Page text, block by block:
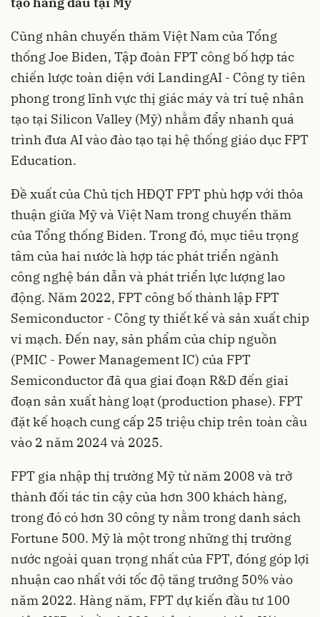
Cũng nhân chuyến thăm Việt Nam của Tổng
thống Joe Biden, Tập đoàn FPT công bố hợp tác
chiến lược toàn diện với LandingAI - Công ty tiên
phong trong lĩnh vực thị giác máy và trí tuệ nhân
tạo tại Silicon Valley (Mỹ) nhằm đẩy nhanh quá
trình đưa AI vào đào tạo tại hệ thống giáo dục FPT
Education.
Đề xuất của Chủ tịch HĐQT FPT phù hợp với thỏa
thuận giữa Mỹ và Việt Nam trong chuyến thăm
của Tổng thống Biden. Trong đó, mục tiêu trọng
tâm của hai nước là hợp tác phát triển ngành
công nghệ bán dẫn và phát triển lực lượng lao
động. Năm 2022, FPT công bố thành lập FPT
Semiconductor - Công ty thiết kế và sản xuất chip
vi mạch. Đến nay, sản phẩm của chip nguồn
(PMIC - Power Management IC) của FPT
Semiconductor đã qua giai đoạn R&D đến giai
đoạn sản xuất hàng loạt (production phase). FPT
đặt kế hoạch cung cấp 25 triệu chip trên toàn cầu
vào 2 năm 2024 và 2025.
FPT gia nhập thị trường Mỹ từ năm 2008 và trở
thành đối tác tin cậy của hơn 300 khách hàng,
trong đó có hơn 30 công ty nằm trong danh sách
Fortune 500. Mỹ là một trong những thị trường
nước ngoài quan trọng nhất của FPT, đóng góp lợi
nhuận cao nhất với tốc độ tăng trưởng 50% vào
năm 2022. Hàng năm, FPT dự kiến đầu tư 100